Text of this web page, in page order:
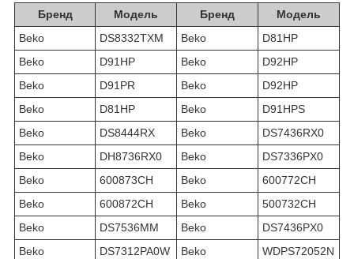
Бренд Модель Бренд
Модель
Beko
DS8332TXM Beko
D81HP
Beko
D91HP Beko
D92HP
Beko
D91PR Beko
D92HP
Beko
D81HP Beko
D91HPS
Beko
DS8444RX Beko
DS7436RX0
Beko
DH8736RX0 Beko
DS7336PX0
Beko
600873CH Beko
600772CH
Beko
600872CH Beko
500732CH
Beko
DS7536MM Beko
DS7436PX0
Beko
DS7312PA0W Beko
WDPS72052N